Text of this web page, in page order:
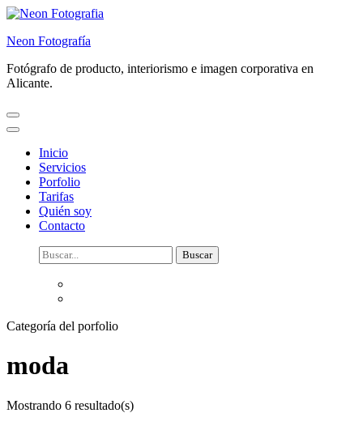
Saltar
contenido
la
tecla
Neon Fotografía
Fotógrafo de producto, interiorismo e imagen corporativa en
Alicante.
Inicio
Servicios
Porfolio
Tarifas
Quién soy
Contacto
Buscar:
Categoría del porfolio
moda
Mostrando 6 resultado(s)